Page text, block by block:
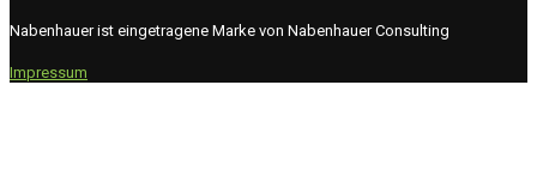
Nabenhauer ist eingetragene Marke von Nabenhauer Consulting
Impressum